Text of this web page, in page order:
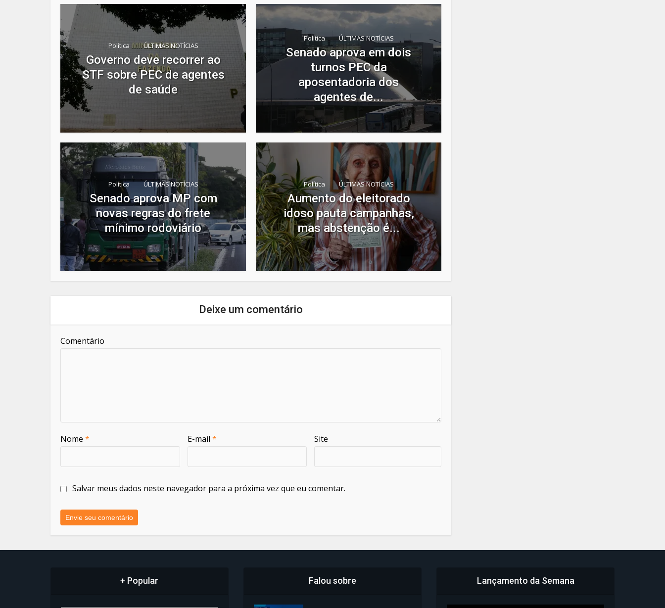
Política ÚLTIMAS NOTÍCIAS
Governo deve recorrer ao
STF sobre PEC de agentes
de saúde
Política ÚLTIMAS NOTÍCIAS
Senado aprova em dois
turnos PEC da
aposentadoria dos
agentes de...
Política ÚLTIMAS NOTÍCIAS
Senado aprova MP com
novas regras do frete
mínimo rodoviário
Política ÚLTIMAS NOTÍCIAS
Aumento do eleitorado
idoso pauta campanhas,
mas abstenção é...
Deixe um comentário
Comentário
Nome * E-mail * Site
Salvar meus dados neste navegador para a próxima vez que eu comentar.
+ Popular Falou sobre Lançamento da Semana